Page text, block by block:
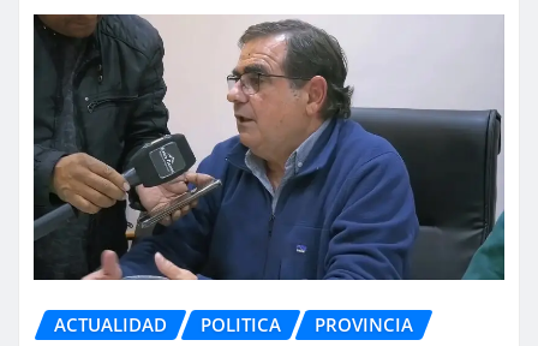
ACTUALIDAD POLITICA PROVINCIA